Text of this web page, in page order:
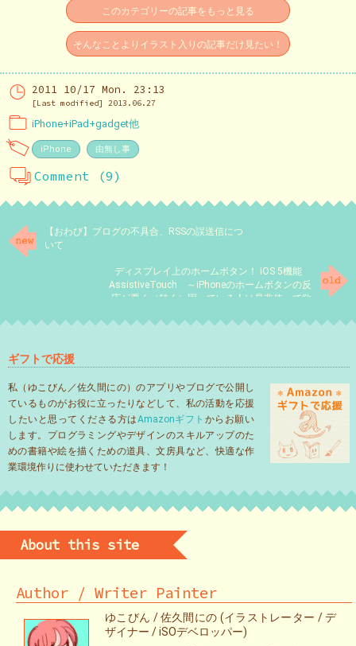
このカテゴリーの記事をもっと見る
そんなことよりイラスト入りの記事だけ見たい！
2011 10/17 Mon. 23:13
[Last modified] 2013.06.27
iPhone+iPad+gadget他
iPhone 由無し事
Comment (9)
【おわび】ブログの不具合、RSSの誤送信につ
いて
ディスプレイ上のホームボタン！ iOS 5機能
AssistiveTouch ～iPhoneのホームボタンの反
応が悪く（鈍く）困っている人は是非使って欲
ギフトで応援
私（ゆこびん／佐久間にの）のアプリやブログで公開し
ているものがお役に立ったりなどして、私の活動を応援
したいと思ってくださる方はAmazonギフト からお願い
します。プログラミングやデザインのスキルアップのた
めの書籍や絵を描くための道具、文房具など、快適な作
業環境作りに使わせていただきます！
About this site
Author / Writer Painter
ゆこびん / 佐久間にの (イラストレーター / デ
ザイナー / iSOデベロッパー)